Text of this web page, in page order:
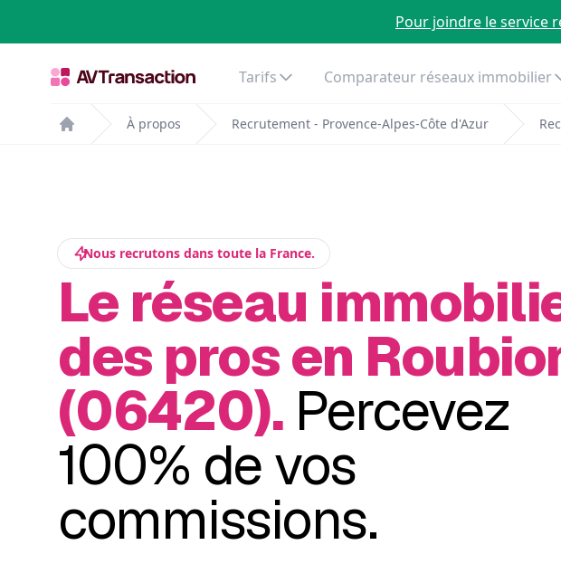
Pour joindre le service
Tarifs Comparateur réseaux immobilier
Home
À propos Recrutement - Provence-Alpes-Côte d'Azur
Nous recrutons dans toute la France.
Le réseau
des pros en
(06420). Percevez
100% de vos
commissions.